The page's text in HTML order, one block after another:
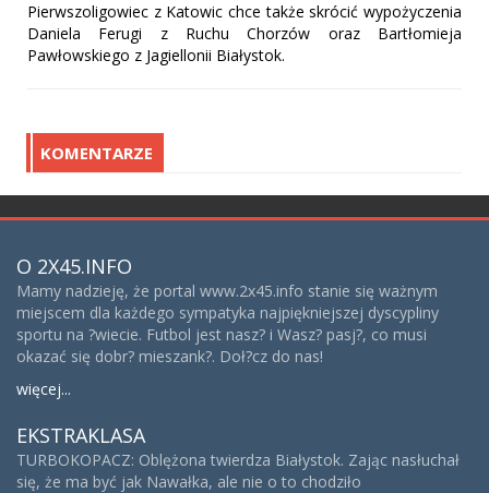
Pierwszoligowiec z Katowic chce także skrócić wypożyczenia
Daniela Ferugi z Ruchu Chorzów oraz Bartłomieja
Pawłowskiego z Jagiellonii Białystok.
KOMENTARZE
O 2X45.INFO
Mamy nadzieję, że portal www.2x45.info stanie się ważnym
miejscem dla każdego sympatyka najpiękniejszej dyscypliny
sportu na ?wiecie. Futbol jest nasz? i Wasz? pasj?, co musi
okazać się dobr? mieszank?. Doł?cz do nas!
więcej...
EKSTRAKLASA
TURBOKOPACZ: Oblężona twierdza Białystok. Zając nasłuchał
się, że ma być jak Nawałka, ale nie o to chodziło